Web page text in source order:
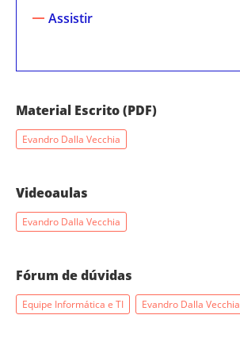
Assistir
Material Escrito (PDF)
Evandro Dalla Vecchia
Videoaulas
Evandro Dalla Vecchia
Fórum de dúvidas
Equipe Informática e TI Evandro Dalla Vecchia